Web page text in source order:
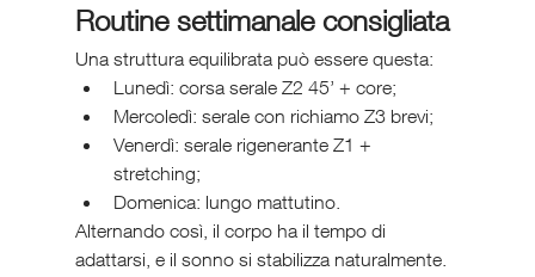
Routine settimanale consigliata
Una struttura equilibrata può essere questa:
Lunedì: corsa serale Z2 45’ + core;
Mercoledì: serale con richiamo Z3 brevi;
Venerdì: serale rigenerante Z1 +
stretching;
Domenica: lungo mattutino.
Alternando così, il corpo ha il tempo di
adattarsi, e il sonno si stabilizza naturalmente.